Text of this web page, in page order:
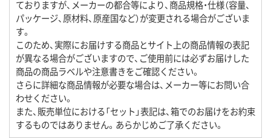
ておりますが、メーカーの都合等により、商品規格・仕様（容量、
パッケージ、原材料、原産国など）が変更される場合がございま
す。
このため、実際にお届けする商品とサイト上の商品情報の表記
が異なる場合がございますので、ご使用前には必ずお届けした
商品の商品ラベルや注意書きをご確認ください。
さらに詳細な商品情報が必要な場合は、メーカー等にお問い合
わせください。
また、販売単位における「セット」表記は、箱でのお届けをお約束
するものではありません。あらかじめご了承ください。